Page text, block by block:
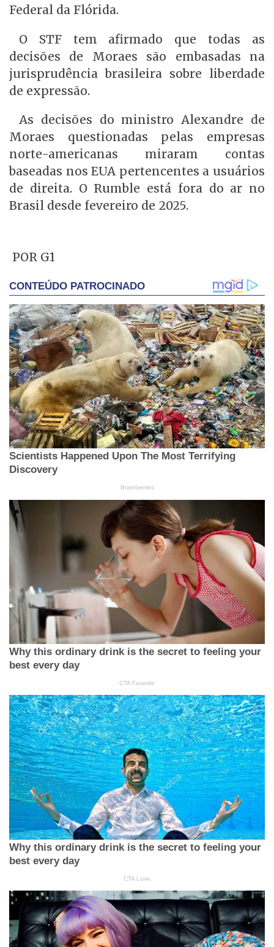
Federal da Flórida.
O STF tem afirmado que todas as
decisões de Moraes são embasadas na
jurisprudência brasileira sobre liberdade
de expressão.
As decisões do ministro Alexandre de
Moraes questionadas pelas empresas
norte-americanas miraram contas
baseadas nos EUA pertencentes a usuários
de direita. O Rumble está fora do ar no
Brasil desde fevereiro de 2025.
POR G1